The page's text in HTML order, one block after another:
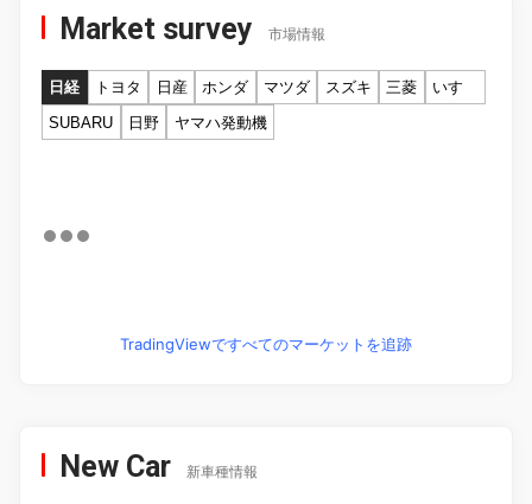
Market survey 市場情報
日経 トヨタ 日産 ホンダ マツダ スズキ 三菱
いすゞ
SUBARU
日野 ヤマハ発動機
TradingViewですべてのマーケットを追跡
New Car 新車種情報